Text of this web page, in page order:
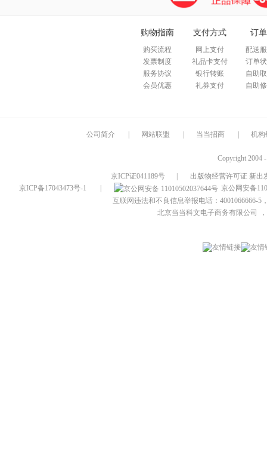
购物指南
购买流程
发票制度
服务协议
会员优惠
支付方式
网上支付
礼品卡支付
银行转账
礼券支付
订
配送
订单
自助
自助
公司简介 网站联盟 当当招商 机构
Copyright 2004
京ICP证041189号
出版物经营许可证 新出
京ICP备17043473号-1
京公网安备
互联网违法和不良信息举报电话：4001066666-5
北京当当科文电子商务有限公司